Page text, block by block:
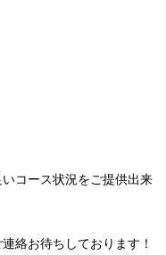
コース状況をご提供出来
絡お待ちしております！